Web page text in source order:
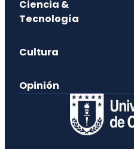
Ciencia &
Tecnología
Cultura
Opinión